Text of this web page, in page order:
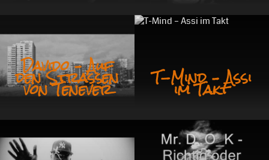
Davido – Auf
den Straßen
von Tenever T-Mind – Assi
im Takt